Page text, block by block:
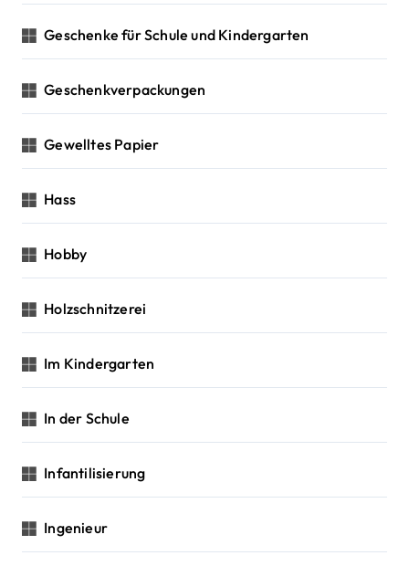
Geschenke für Schule und Kindergarten
Geschenkverpackungen
Gewelltes Papier
Hass
Hobby
Holzschnitzerei
Im Kindergarten
In der Schule
Infantilisierung
Ingenieur